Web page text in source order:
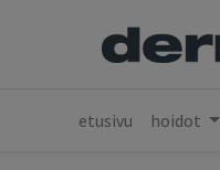
etusivu hoidot